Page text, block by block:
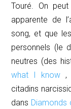
Touré. On
apparente de
song, et que
personnels (le
neutres (des
what I know ,
citadins
dans Diamonds